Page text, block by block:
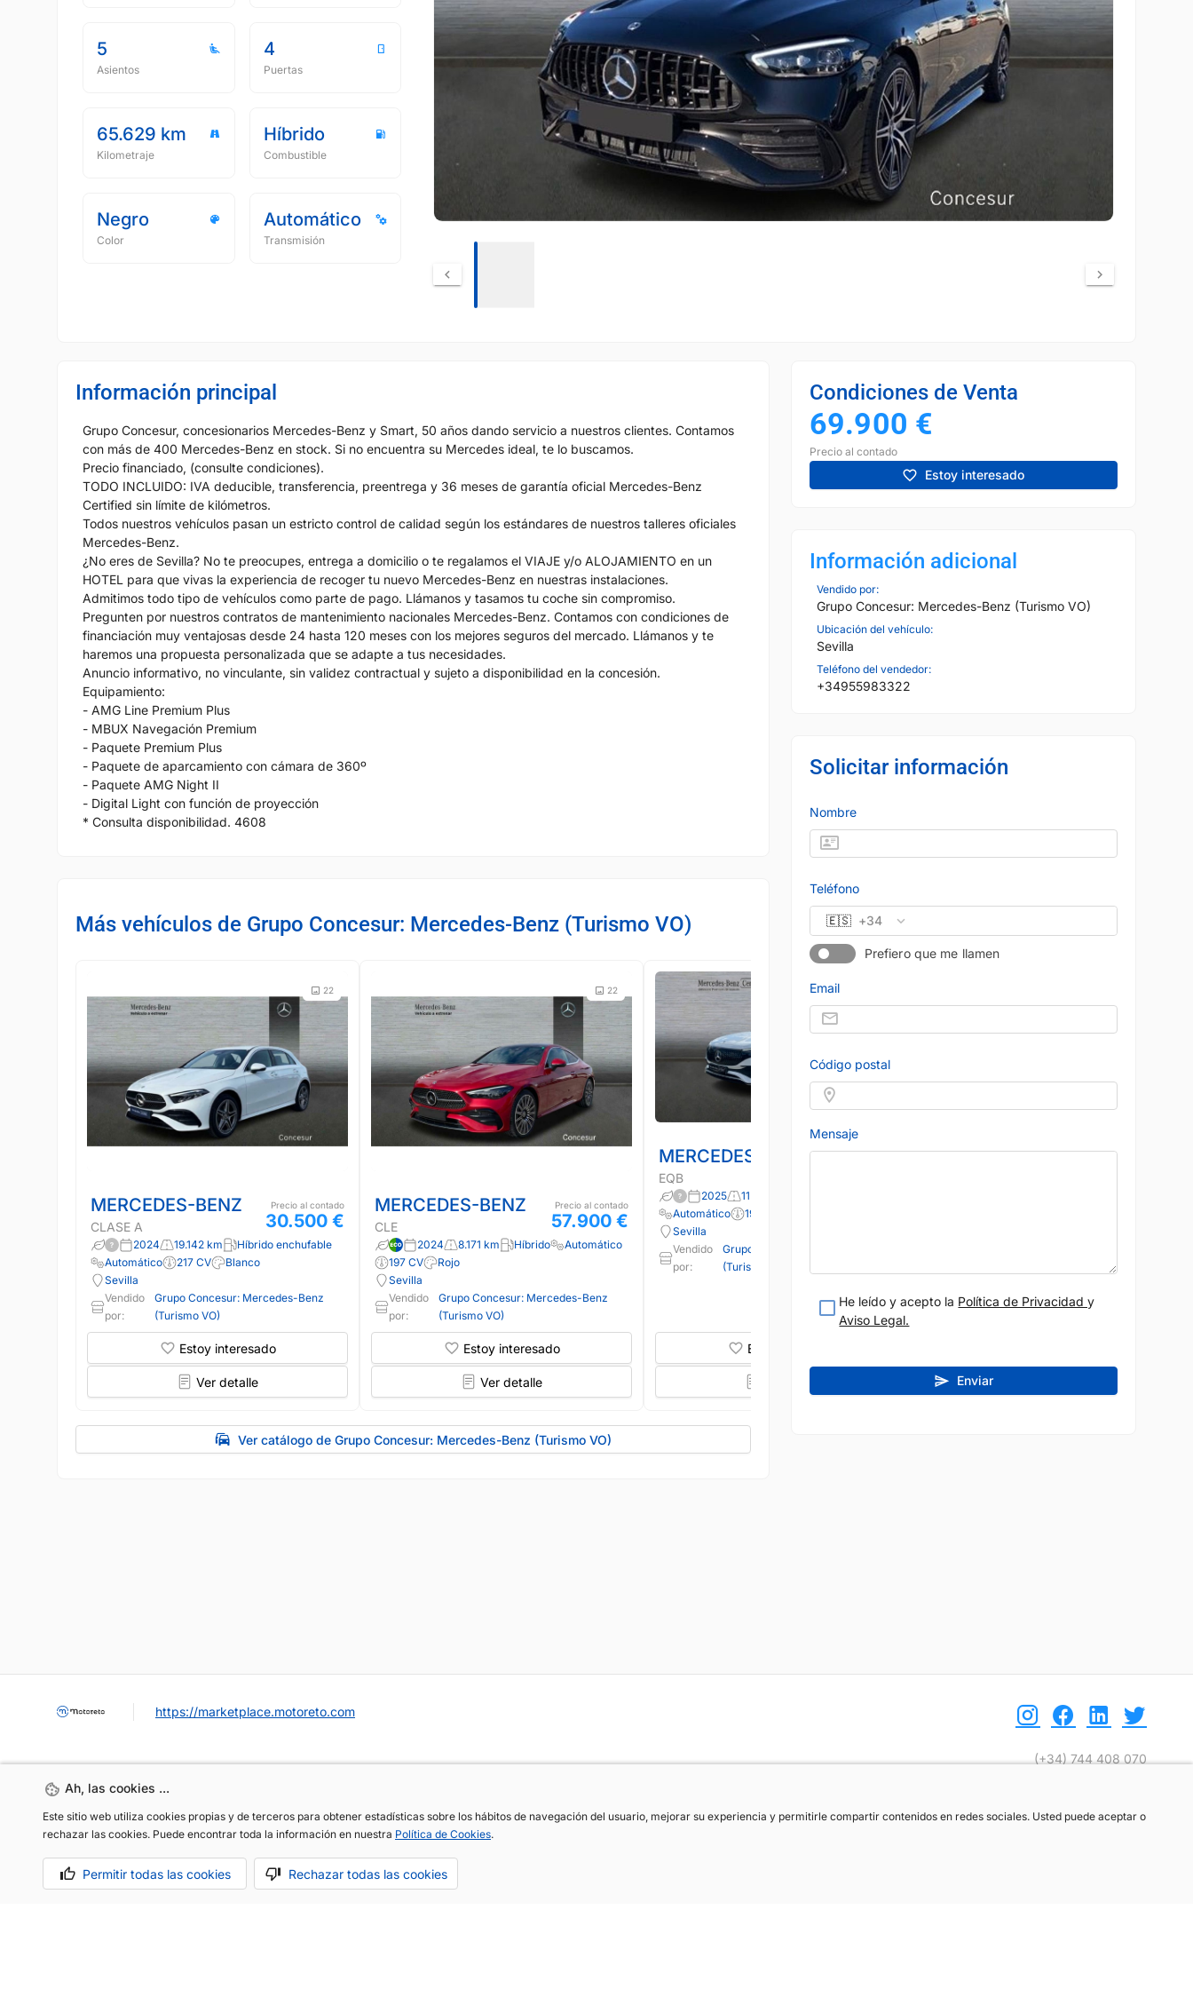
5
Asientos
4
Puertas
65.629 km
Kilometraje
Híbrido
Combustible
Negro
Color
Automático
Transmisión
Información principal
Grupo Concesur, concesionarios Mercedes-Benz y Smart, 50 años dando servicio a nuestros clientes. Contamos
con más de 400 Mercedes-Benz en stock. Si no encuentra su Mercedes ideal, te lo buscamos.
Precio financiado, (consulte condiciones).
TODO INCLUIDO: IVA deducible, transferencia, preentrega y 36 meses de garantía oficial Mercedes-Benz
Certified sin límite de kilómetros.
Todos nuestros vehículos pasan un estricto control de calidad según los estándares de nuestros talleres oficiales
Mercedes-Benz.
¿No eres de Sevilla? No te preocupes, entrega a domicilio o te regalamos el VIAJE y/o ALOJAMIENTO en un
HOTEL para que vivas la experiencia de recoger tu nuevo Mercedes-Benz en nuestras instalaciones.
Admitimos todo tipo de vehículos como parte de pago. Llámanos y tasamos tu coche sin compromiso.
Pregunten por nuestros contratos de mantenimiento nacionales Mercedes-Benz. Contamos con condiciones de
financiación muy ventajosas desde 24 hasta 120 meses con los mejores seguros del mercado. Llámanos y te
haremos una propuesta personalizada que se adapte a tus necesidades.
Anuncio informativo, no vinculante, sin validez contractual y sujeto a disponibilidad en la concesión.
Equipamiento:
- AMG Line Premium Plus
- MBUX Navegación Premium
- Paquete Premium Plus
- Paquete de aparcamiento con cámara de 360º
- Paquete AMG Night II
- Digital Light con función de proyección
* Consulta disponibilidad. 4608
Más vehículos de Grupo Concesur: Mercedes-Benz (Turismo VO)
22
MERCEDES-BENZ
CLASE A
Precio al contado
30.500 €
2024 19.142 km
Híbrido enchufable
Automático
217 CV
Blanco
Sevilla
Vendido
por:
Grupo Concesur: Mercedes-Benz
(Turismo VO)
Estoy interesado
Ver detalle
22
MERCEDES-BENZ
CLE
Precio al contado
57.900 €
2024 8.171 km Híbrido
Automático
197 CV
Rojo
Sevilla
Vendido
por:
Grupo Concesur: Mercedes-Benz
(Turismo VO)
Estoy interesado
Ver detalle
MERCEDES-BENZ
EQB
2025 11.000 km
Automático
190 CV
Sevilla
Vendido
por:
Grupo Concesur: Mercedes-Benz
(Turismo VO)
Estoy interesado
MERCEDES-BENZ
Ver catálogo de Grupo Concesur: Mercedes-Benz (Turismo VO)
Condiciones de Venta
69.900 €
Precio al contado
Estoy interesado
Información adicional
Vendido por:
Grupo Concesur: Mercedes-Benz (Turismo VO)
Ubicación del vehículo:
Sevilla
Teléfono del vendedor:
+34955983322
Solicitar información
Nombre
Teléfono
🇪🇸 +34
Prefiero que me llamen
Email
Código postal
Mensaje
He leído y acepto la Política de Privacidady
Aviso Legal.
Enviar
Ah, las cookies ...
Este sitio web utiliza cookies propias y de terceros para obtener estadísticas sobre los hábitos de navegación del usuario, mejorar su experiencia y permitirle compartir contenidos en redes sociales. Usted puede aceptar o
rechazar las cookies. Puede encontrar toda la información en nuestra Política de Cookies.
Permitir todas las cookies Rechazar todas las cookies
Ah, las cookies ...
Este sitio web utiliza cookies propias y de terceros para obtener estadísticas sobre los hábitos de navegación del usuario, mejorar su experiencia y permitirle compartir contenidos en redes sociales. Usted puede aceptar o
rechazar las cookies. Puede encontrar toda la información en nuestra Política de Cookies.
Permitir todas las cookies Rechazar todas las cookies
https://marketplace.motoreto.com
(+34) 744 408 070
OCASIÓN / KM0 VENDER MI COCHE CONTACTO